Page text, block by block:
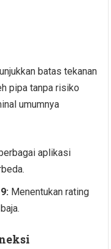
batas tekanan
pipa tanpa risiko
umumnya
aplikasi
Menentukan rating